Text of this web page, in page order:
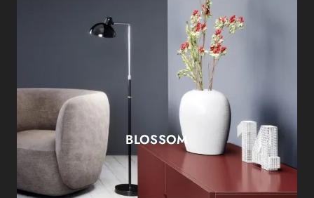
BLOSSOM